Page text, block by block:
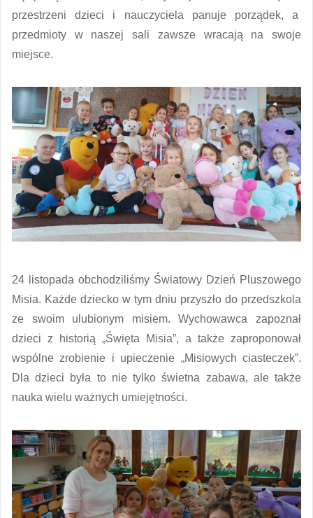
przestrzeni dzieci i nauczyciela panuje porządek, a
przedmioty w naszej sali zawsze wracają na swoje
miejsce.
24 listopada obchodziliśmy Światowy Dzień Pluszowego
Misia. Każde dziecko w tym dniu przyszło do przedszkola
ze swoim ulubionym misiem. Wychowawca zapoznał
dzieci z historią „Święta Misia”, a także zaproponował
wspólne zrobienie i upieczenie „Misiowych ciasteczek”.
Dla dzieci była to nie tylko świetna zabawa, ale także
nauka wielu ważnych umiejętności.